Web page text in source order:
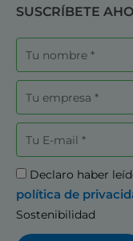
SUSCRÍBETE
Nombre
Empresa
Correo
electrónico
Aceptación
Declaro haber
política de
Sostenibilidad